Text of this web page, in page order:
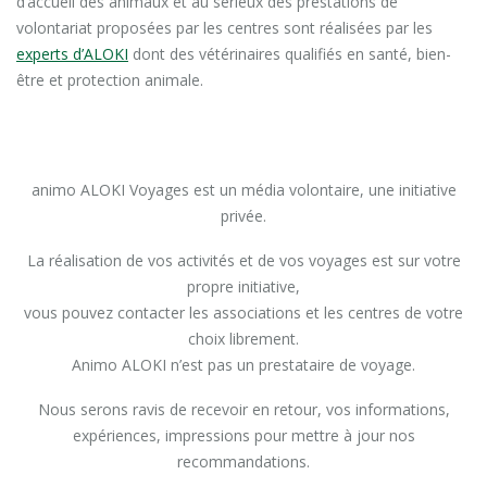
volontariat proposées par les centres sont réalisées par les
experts d’ALOKI dont des vétérinaires qualifiés en santé, bien-
être et protection animale.
animo ALOKI Voyages est un média volontaire, une initiative
privée.
La réalisation de vos activités et de vos voyages est sur votre
propre initiative,
vous pouvez contacter les associations et les centres de votre
choix librement.
Animo ALOKI n’est pas un prestataire de voyage.
Nous serons ravis de recevoir en retour, vos informations,
expériences, impressions pour mettre à jour nos
recommandations.